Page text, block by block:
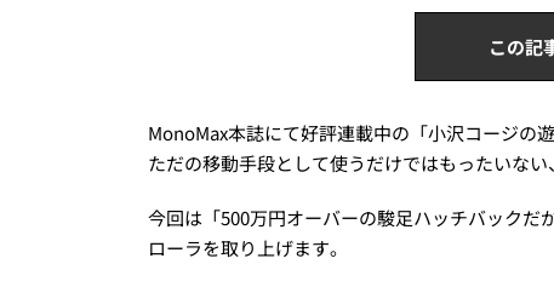
この記
MonoMax本誌にて好評連載中の「小沢コージの
ただの移動手段として使うだけではもったいな
今回は「500万円オーバーの駿足ハッチバックだ
ローラを取り上げます。